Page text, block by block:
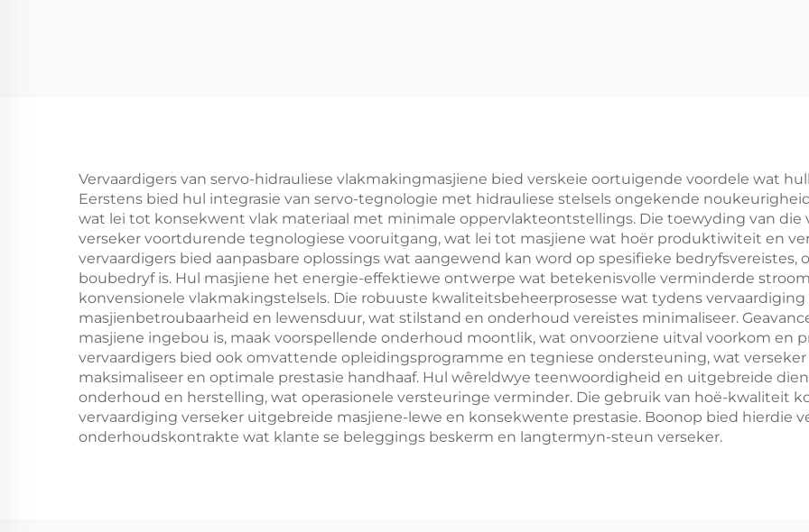
Vervaardigers van servo-hidrauliese vlakmakingmasjiene bied verskeie oortuigende voordele wat
Eerstens bied hul integrasie van servo-tegnologie met hidrauliese stelsels ongekende
wat lei tot konsekwent vlak materiaal met minimale oppervlakteontstellings. Die toewyding van die
verseker voortdurende tegnologiese vooruitgang, wat lei tot masjiene wat hoër produktiwiteit en
vervaardigers bied aanpasbare oplossings wat aangewend kan word op spesifieke bedryfsvereistes,
boubedryf is. Hul masjiene het energie-effektiewe ontwerpe wat betekenisvolle verminderde
konvensionele vlakmakingstelsels. Die robuuste kwaliteitsbeheerprosesse wat tydens
masjienbetroubaarheid en lewensduur, wat stilstand en onderhoud vereistes minimaliseer.
masjiene ingebou is, maak voorspellende onderhoud moontlik, wat onvoorziene uitval voorkom en
vervaardigers bied ook omvattende opleidingsprogramme en tegniese ondersteuning, wat
maksimaliseer en optimale prestasie handhaaf. Hul wêreldwye teenwoordigheid en uitgebreide
onderhoud en herstelling, wat operasionele versteuringe verminder. Die gebruik van hoë-kwaliteit
vervaardiging verseker uitgebreide masjiene-lewe en konsekwente prestasie. Boonop bied hierdie
onderhoudskontrakte wat klante se beleggings beskerm en langtermyn-steun verseker.